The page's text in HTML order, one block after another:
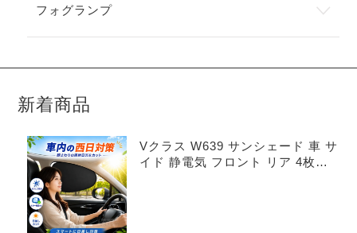
フォグランプ
新着商品
Vクラス W639 サンシェード 車 サ
イド 静電気 フロント リア 4枚セ